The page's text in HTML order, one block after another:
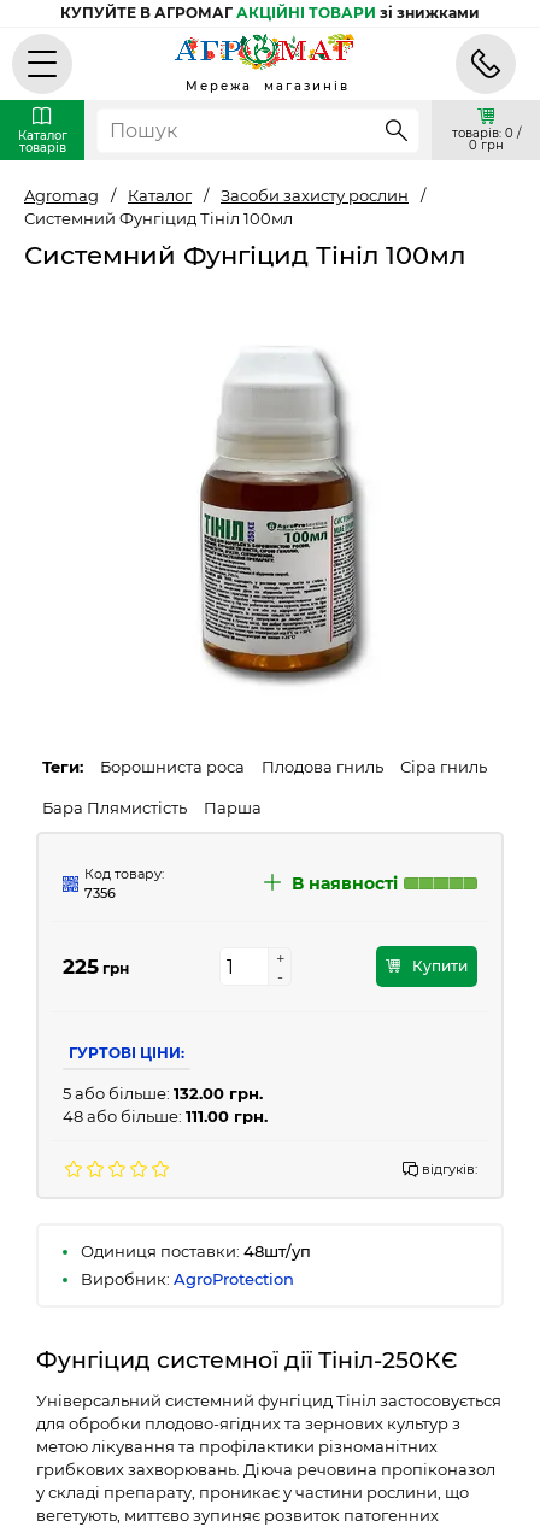
КУПУЙТЕ В АГРОМАГ АКЦІЙНІ ТОВАРИ зі знижками
Мережа магазинів
Каталог
товарів
товарів: 0 /
0 грн
Agromag / Каталог / Засоби захисту рослин
/
Системний Фунгіцид Тініл 100мл
Системний Фунгіцид Тініл 100мл
Теги: Борошниста роса Плодова гниль Сіра гниль
Бара Плямистість Парша
Код товару:
7356
В наявності
225 грн
+
-
+
-
Купити
ГУРТОВІ ЦІНИ:
5 або більше: 132.00 грн.
48 або більше: 111.00 грн.
відгуків:
Одиниця поставки: 48шт/уп
Виробник: AgroProtection
Фунгіцид системної дії Тініл-250КЄ
Універсальний системний фунгіцид Тініл застосовується
для обробки плодово-ягідних та зернових культур з
метою лікування та профілактики різноманітних
грибкових захворювань. Діюча речовина пропіконазол
у складі препарату, проникає у частини рослини, що
вегетують, миттєво зупиняє розвиток патогенних